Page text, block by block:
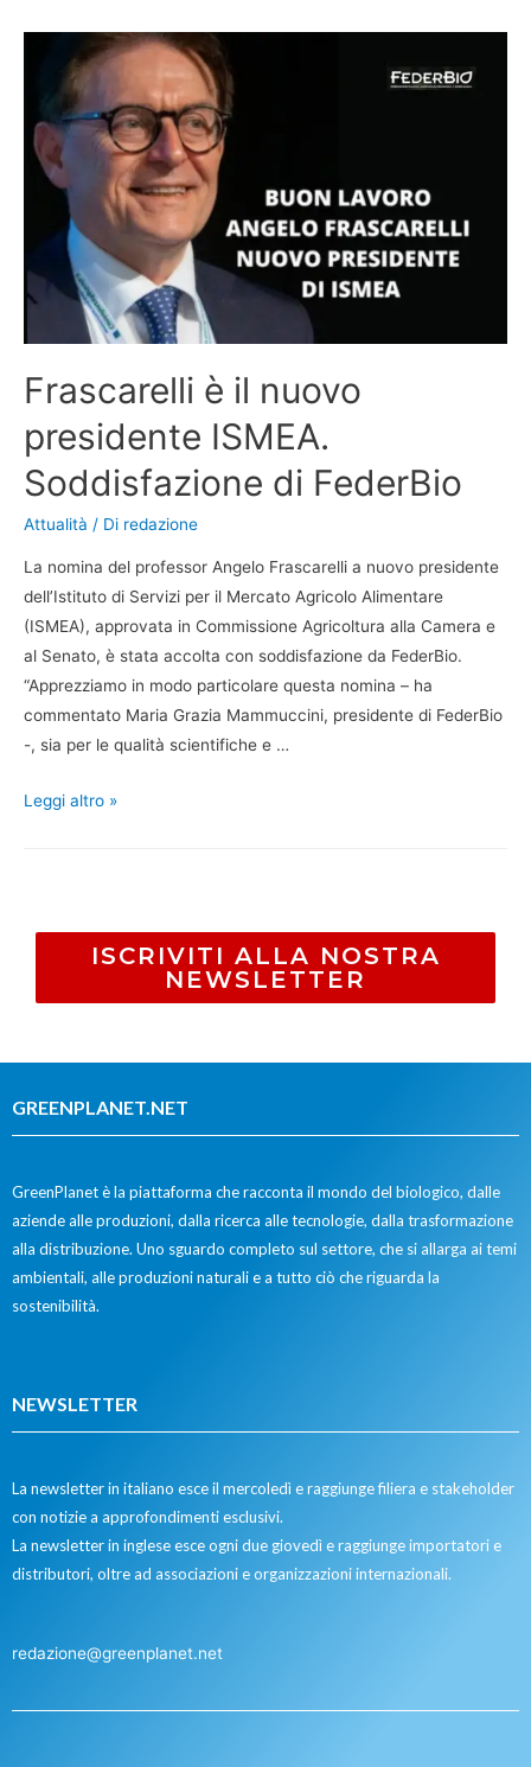
Frascarelli è il nuovo
presidente ISMEA.
Soddisfazione di FederBio
Attualità / Di redazione
La nomina del professor Angelo Frascarelli a nuovo presidente
dell’Istituto di Servizi per il Mercato Agricolo Alimentare
(ISMEA), approvata in Commissione Agricoltura alla Camera e
al Senato, è stata accolta con soddisfazione da FederBio.
“Apprezziamo in modo particolare questa nomina – ha
commentato Maria Grazia Mammuccini, presidente di FederBio
-, sia per le qualità scientifiche e …
Leggi altro »
ISCRIVITI ALLA NOSTRA
NEWSLETTER
GREENPLANET.NET
GreenPlanet è la piattaforma che racconta il mondo del biologico, dalle
aziende alle produzioni, dalla ricerca alle tecnologie, dalla trasformazione
alla distribuzione. Uno sguardo completo sul settore, che si allarga ai temi
ambientali, alle produzioni naturali e a tutto ciò che riguarda la
sostenibilità.
NEWSLETTER
La newsletter in italiano esce il mercoledì e raggiunge filiera e stakeholder
con notizie a approfondimenti esclusivi.
La newsletter in inglese esce ogni due giovedì e raggiunge importatori e
distributori, oltre ad associazioni e organizzazioni internazionali.
redazione@greenplanet.net